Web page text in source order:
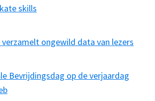
skills
verzamelt ongewild data van lezers
Bevrijdingsdag op de verjaardag